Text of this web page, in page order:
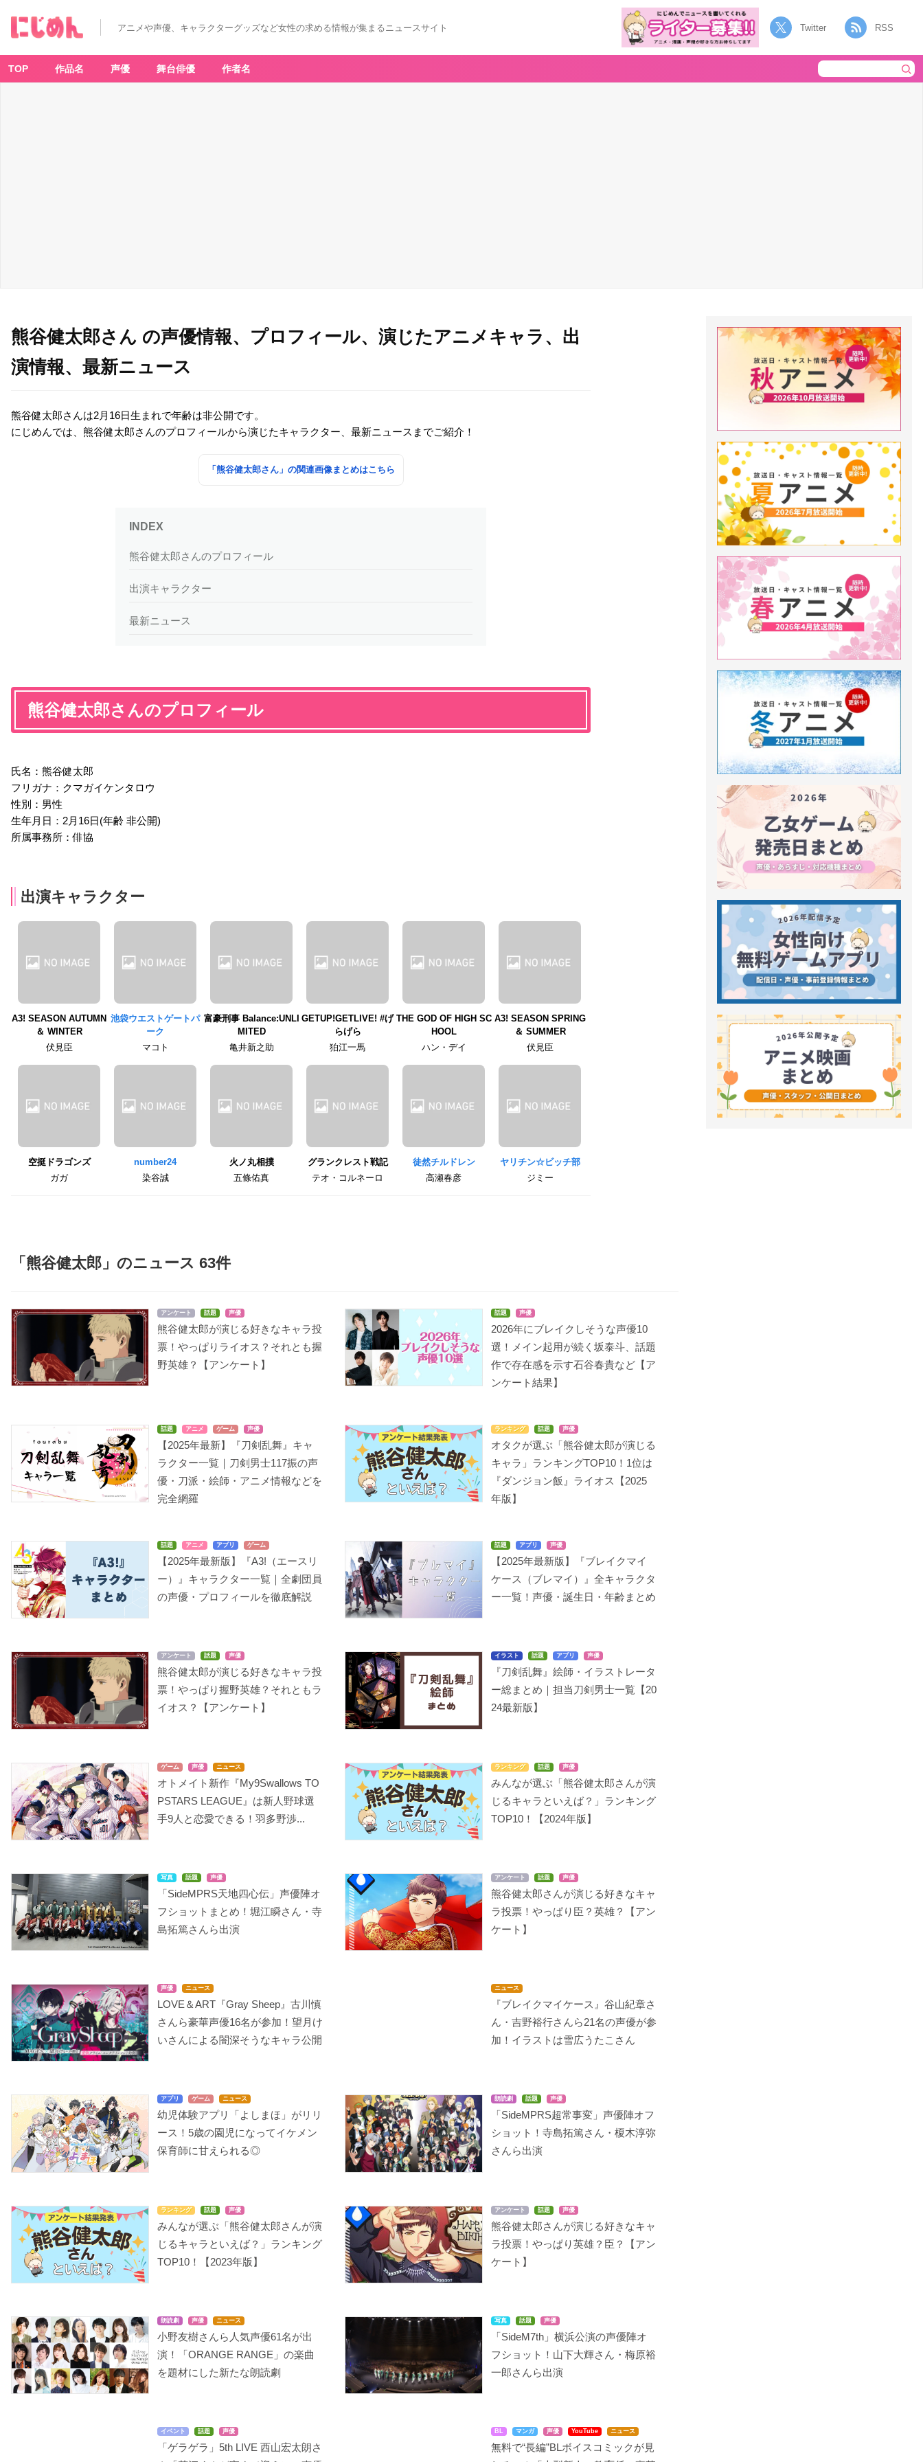
アニメや声優、キャラクターグッズなど女性の求める情報が集まるニュースサイト Twitter RSS
TOP 作品名 声優 舞台俳優 作者名
熊谷健太郎さん の声優情報、プロフィール、演じたアニメキャラ、出
演情報、最新ニュース
熊谷健太郎さんは2月16日生まれで年齢は非公開です。
にじめんでは、熊谷健太郎さんのプロフィールから演じたキャラクター、最新ニュースまでご紹介！
「熊谷健太郎さん」の関連画像まとめはこちら
熊谷健太郎さんのプロフィール
出演キャラクター
最新ニュース
熊谷健太郎さんのプロフィール
氏名：熊谷健太郎
フリガナ：クマガイケンタロウ
性別：男性
生年月日：2月16日(年齢 非公開)
所属事務所：俳協
出演キャラクター
A3! SEASON AUTUMN
＆ WINTER
伏見臣
池袋ウエストゲートパ
ーク
マコト
富豪刑事 Balance:UNLI
MITED
亀井新之助
GETUP!GETLIVE! #げ
らげら
狛江一馬
THE GOD OF HIGH SC
HOOL
ハン・デイ
A3! SEASON SPRING
＆ SUMMER
伏見臣
空挺ドラゴンズ
ガガ
number24
染谷誠
火ノ丸相撲
五條佑真
グランクレスト戦記
テオ・コルネーロ
徒然チルドレン
高瀬春彦
ヤリチン☆ビッチ部
ジミー
「熊谷健太郎」のニュース 63件
アンケート 話題 声優
熊谷健太郎が演じる好きなキャラ投
票！やっぱりライオス？それとも握
野英雄？【アンケート】
話題 声優
2026年にブレイクしそうな声優10
選！メイン起用が続く坂泰斗、話題
作で存在感を示す石谷春貴など【ア
ンケート結果】
話題 アニメ ゲーム 声優
【2025年最新】『刀剣乱舞』キャ
ラクター一覧｜刀剣男士117振の声
優・刀派・絵師・アニメ情報などを
完全網羅
ランキング 話題 声優
オタクが選ぶ「熊谷健太郎が演じる
キャラ」ランキングTOP10！1位は
『ダンジョン飯』ライオス【2025
年版】
話題 アニメ アプリ ゲーム
【2025年最新版】『A3!（エースリ
ー）』キャラクター一覧｜全劇団員
の声優・プロフィールを徹底解説
話題 アプリ 声優
【2025年最新版】『ブレイクマイ
ケース（ブレマイ）』全キャラクタ
ー一覧！声優・誕生日・年齢まとめ
アンケート 話題 声優
熊谷健太郎が演じる好きなキャラ投
票！やっぱり握野英雄？それともラ
イオス？【アンケート】
イラスト 話題 アプリ 声優
『刀剣乱舞』絵師・イラストレータ
ー総まとめ｜担当刀剣男士一覧【20
24最新版】
ゲーム 声優 ニュース
オトメイト新作『My9Swallows TO
PSTARS LEAGUE』は新人野球選
手9人と恋愛できる！羽多野渉...
ランキング 話題 声優
みんなが選ぶ「熊谷健太郎さんが演
じるキャラといえば？」ランキング
TOP10！【2024年版】
写真 話題 声優
「SideMPRS天地四心伝」声優陣オ
フショットまとめ！堀江瞬さん・寺
島拓篤さんら出演
アンケート 話題 声優
熊谷健太郎さんが演じる好きなキャ
ラ投票！やっぱり臣？英雄？【アン
ケート】
声優 ニュース
LOVE＆ART『Gray Sheep』古川慎
さんら豪華声優16名が参加！望月け
いさんによる闇深そうなキャラ公開
ニュース
『ブレイクマイケース』谷山紀章さ
ん・吉野裕行さんら21名の声優が参
加！イラストは雪広うたこさん
アプリ ゲーム ニュース
幼児体験アプリ「よしまほ」がリリ
ース！5歳の園児になってイケメン
保育師に甘えられる◎
朗読劇 話題 声優
「SideMPRS超常事変」声優陣オフ
ショット！寺島拓篤さん・榎木淳弥
さんら出演
ランキング 話題 声優
みんなが選ぶ「熊谷健太郎さんが演
じるキャラといえば？」ランキング
TOP10！【2023年版】
アンケート 話題 声優
熊谷健太郎さんが演じる好きなキャ
ラ投票！やっぱり英雄？臣？【アン
ケート】
朗読劇 声優 ニュース
小野友樹さんら人気声優61名が出
演！「ORANGE RANGE」の楽曲
を題材にした新たな朗読劇
写真 話題 声優
「SideM7th」横浜公演の声優陣オ
フショット！山下大輝さん・梅原裕
一郎さんら出演
イベント 話題 声優
「ゲラゲラ」5th LIVE 西山宏太朗さ
BL マンガ 声優 YouTube ニュース
無料で“長編”BLボイスコミックが見